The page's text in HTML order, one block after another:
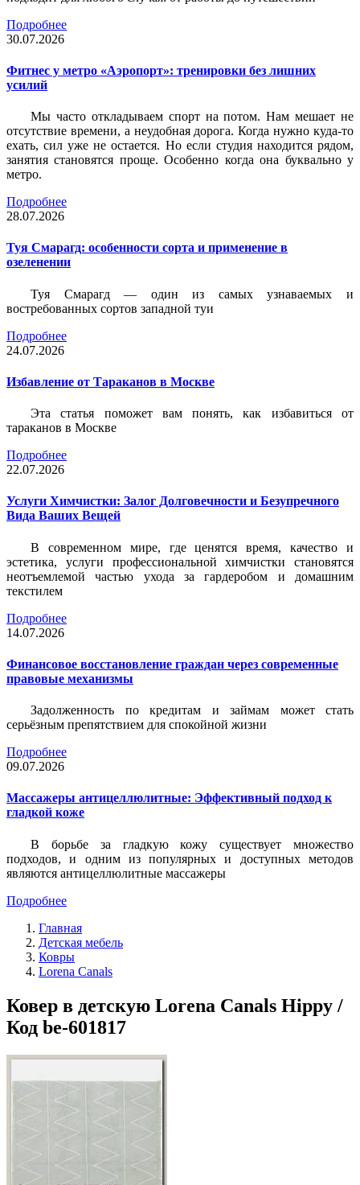
Подробнее
30.07.2026
Фитнес у метро «Аэропорт»: тренировки без лишних
усилий
Мы часто откладываем спорт на потом. Нам мешает не
отсутствие времени, а неудобная дорога. Когда нужно куда-то
ехать, сил уже не остается. Но если студия находится рядом,
занятия становятся проще. Особенно когда она буквально у
метро.
Подробнее
28.07.2026
Туя Смарагд: особенности сорта и применение в
озеленении
Туя Смарагд — один из самых узнаваемых и
востребованных сортов западной туи
Подробнее
24.07.2026
Избавление от Тараканов в Москве
Эта статья поможет вам понять, как избавиться от
тараканов в Москве
Подробнее
22.07.2026
Услуги Химчистки: Залог Долговечности и Безупречного
Вида Ваших Вещей
В современном мире, где ценятся время, качество и
эстетика, услуги профессиональной химчистки становятся
неотъемлемой частью ухода за гардеробом и домашним
текстилем
Подробнее
14.07.2026
Финансовое восстановление граждан через современные
правовые механизмы
Задолженность по кредитам и займам может стать
серьёзным препятствием для спокойной жизни
Подробнее
09.07.2026
Массажеры антицеллюлитные: Эффективный подход к
гладкой коже
В борьбе за гладкую кожу существует множество
подходов, и одним из популярных и доступных методов
являются антицеллюлитные массажеры
Подробнее
Главная
Детская мебель
Ковры
Lorena Canals
Ковер в детскую Lorena Canals Hippy /
Код be-601817